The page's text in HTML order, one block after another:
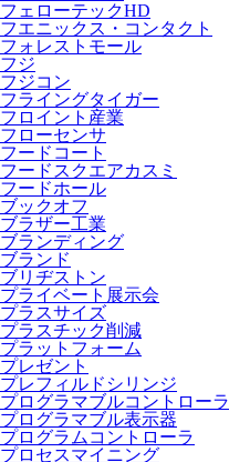
フェローテックHD
フエニックス・コンタクト
フォレストモール
フジ
フジコン
フライングタイガー
フロイント産業
フローセンサ
フードコート
フードスクエアカスミ
フードホール
ブックオフ
ブラザー工業
ブランディング
ブランド
ブリヂストン
プライベート展示会
プラスサイズ
プラスチック削減
プラットフォーム
プレゼント
プレフィルドシリンジ
プログラマブルコントローラ
プログラマブル表示器
プログラムコントローラ
プロセスマイニング